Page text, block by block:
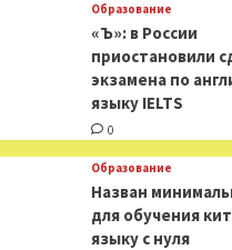
Образование
«Ъ»: в России
приостановили
экзамена по
языку IELTS
0
Образование
Назван
для обучения
языку с нуля